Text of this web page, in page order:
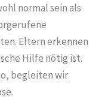
normal sein als
Eltern erkennen
Hilfe nötig ist.
begleiten wir